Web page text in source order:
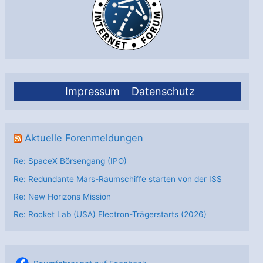
Impressum Datenschutz
Aktuelle Forenmeldungen
Re: SpaceX Börsengang (IPO)
Re: Redundante Mars-Raumschiffe starten von der ISS
Re: New Horizons Mission
Re: Rocket Lab (USA) Electron-Trägerstarts (2026)